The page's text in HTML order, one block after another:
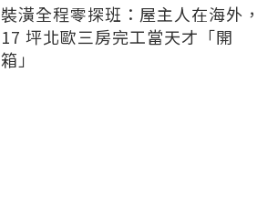
裝潢全程零探班：屋主人在海外，
17 坪北歐三房完工當天才「開
箱」